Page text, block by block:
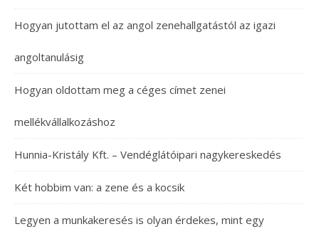
Hogyan jutottam el az angol zenehallgatástól az igazi
angoltanulásig
Hogyan oldottam meg a céges címet zenei
mellékvállalkozáshoz
Hunnia-Kristály Kft. – Vendéglátóipari nagykereskedés
Két hobbim van: a zene és a kocsik
Legyen a munkakeresés is olyan érdekes, mint egy